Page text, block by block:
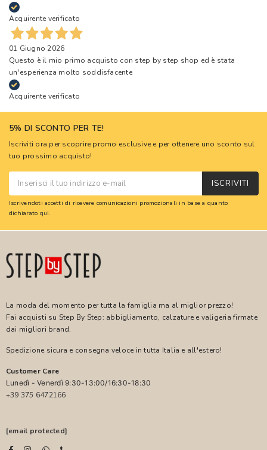
Acquirente verificato
01 Giugno 2026
Questo è il mio primo acquisto con step by step shop ed è stata
un'esperienza molto soddisfacente
Acquirente verificato
5% DI SCONTO PER TE!
Iscriviti ora per scoprire promo esclusive e per ottenere uno sconto sul
tuo prossimo acquisto!
ISCRIVITI
Iscrivendoti accetti di ricevere comunicazioni promozionali in base a quanto
dichiarato qui.
La moda del momento per tutta la famiglia ma al miglior prezzo!
Fai acquisti su Step By Step: abbigliamento, calzature e valigeria firmate
dai migliori brand.
Spedizione sicura e consegna veloce in tutta Italia e all'estero!
Customer Care
Lunedì - Venerdì 9:30-13:00/16:30-18:30
+39 375 6472166
[email protected]